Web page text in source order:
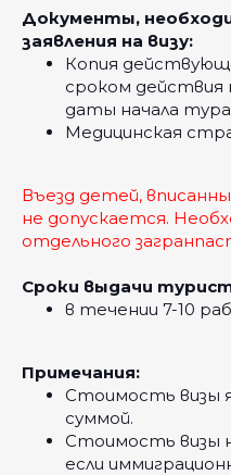
Документы,
заявления на визу:
Копия
сроком действия
даты начала
Медицинская
Въезд детей,
не допускается.
отдельного
Сроки выдачи
в течении 7-10
Примечания:
Стоимость визы
суммой.
Стоимость визы
если